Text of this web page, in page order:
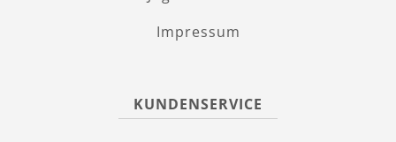
Impressum
KUNDENSERVICE